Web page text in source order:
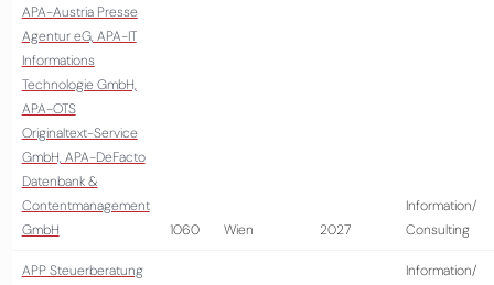
APA-Austria Presse
Agentur eG, APA-IT
Informations
Technologie GmbH,
APA-OTS
Originaltext-Service
GmbH, APA-DeFacto
Datenbank &
Contentmanagement
GmbH
1060 Wien 2027
Information/
Consulting
APP Steuerberatung
Information/